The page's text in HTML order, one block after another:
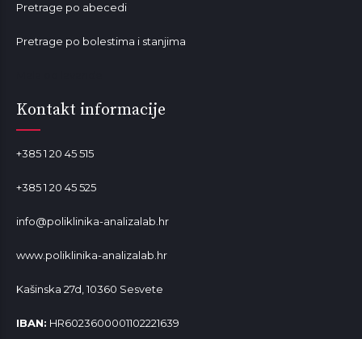
Pretrage po abecedi
Pretrage po bolestima i stanjima
Kontakt informacije
+385 1 20 45 515
+385 1 20 45 525
info@poliklinika-analizalab.hr
www.poliklinika-analizalab.hr
Kašinska 27d, 10360 Sesvete
IBAN: HR6023600001102221639